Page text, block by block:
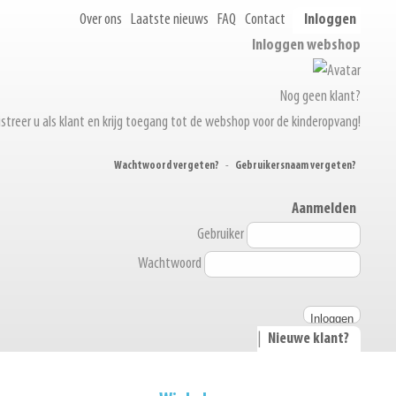
Over ons Laatste nieuws FAQ Contact
Inloggen
Inloggen webshop
Nog geen klant?
u als klant en krijg toegang tot de webshop voor de kinderopvang!
Wachtwoord vergeten? - Gebruikersnaam vergeten?
Aanmelden
Gebruiker
Wachtwoord
Nieuwe klant?